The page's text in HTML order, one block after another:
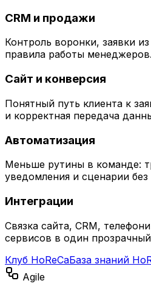
CRM и продажи
Контроль воронки, заявки
правила работы менеджеров.
Сайт и конверсия
Понятный путь клиента к
и корректная передача
Автоматизация
Меньше рутины в команде:
уведомления и сценарии
Интеграции
Связка сайта, CRM,
сервисов в один
Клуб HoReCaБаза знаний
Agile